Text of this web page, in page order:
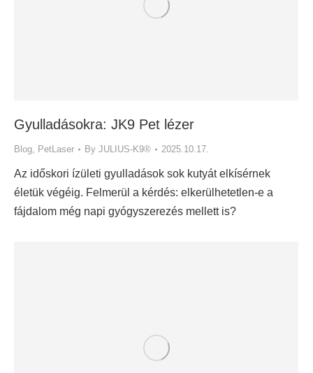
Gyulladásokra: JK9 Pet lézer
Blog, PetLaser By JULIUS-K9® 2025.10.17.
Az időskori ízületi gyulladások sok kutyát elkísérnek
életük végéig. Felmerül a kérdés: elkerülhetetlen-e a
fájdalom még napi gyógyszerezés mellett is?